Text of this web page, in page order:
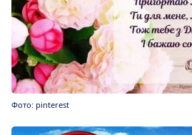
Фото: pinterest